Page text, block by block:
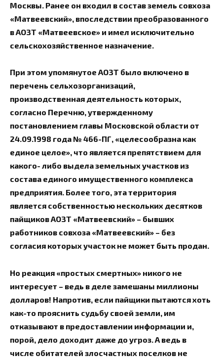
Москвы. Ранее он входил в состав земель совхоза
«Матвеевский», впоследствии преобразованного
в АОЗТ «Матвеевское» и имел исключительно
сельскохозяйственное назначение.
При этом упомянутое АОЗТ было включено в
перечень сельхозорганизаций,
производственная деятельность которых,
согласно Перечню, утвержденному
постановлением главы Московской области от
24.09.1998 года № 466-ПГ, «целесообразна как
единое целое», что является препятствием для
какого- либо выдела земельных участков из
состава единого имущественного комплекса
предприятия. Более того, эта территория
является собственностью нескольких десятков
пайщиков АОЗТ «Матвеевский» – бывших
работников совхоза «Матвеевский» – без
согласия которых участок не может быть продан.
Но реакция «простых смертных» никого не
интересует – ведь в деле замешаны миллионы
долларов! Напротив, если пайщики пытаются хоть
как-то прояснить судьбу своей земли, им
отказывают в предоставлении информации и,
порой, дело доходит даже до угроз. А ведь в
числе обитателей злосчастных поселков не